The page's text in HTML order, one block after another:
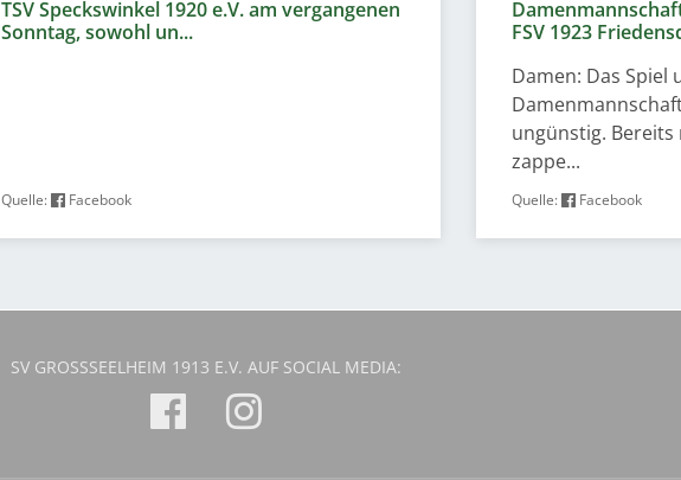
TSV Speckswinkel 1920 e.V. am vergangenen
Sonntag, sowohl un...
Quelle: Facebook
FSV 1923
Damen: Das Spiel
ungünstig.
zappe...
Quelle: Facebook
SV GROSSSEELHEIM 1913 E.V. AUF SOCIAL MEDIA: